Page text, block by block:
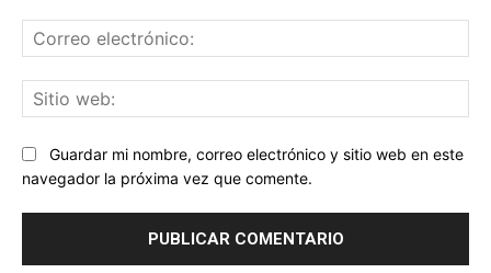
Guardar mi nombre, correo electrónico y sitio web en este
navegador la próxima vez que comente.